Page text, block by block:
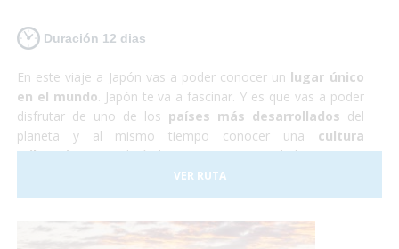
Duración 12 dias
En este viaje a Japón vas a poder conocer un lugar único
en el mundo. Japón te va a fascinar. Y es que vas a poder
disfrutar de uno de los países más desarrollados del
planeta y al mismo tiempo conocer una cultura
milenariaque todavía hoy persiste en sus habitantes. En
Japón todo funciona a la perfección, se trata de un país
relativamente pequeño para la cantidad de gente que lo
otras grandes ciudades del mundo. ¡Sí que si lo que buscas
VER RUTA